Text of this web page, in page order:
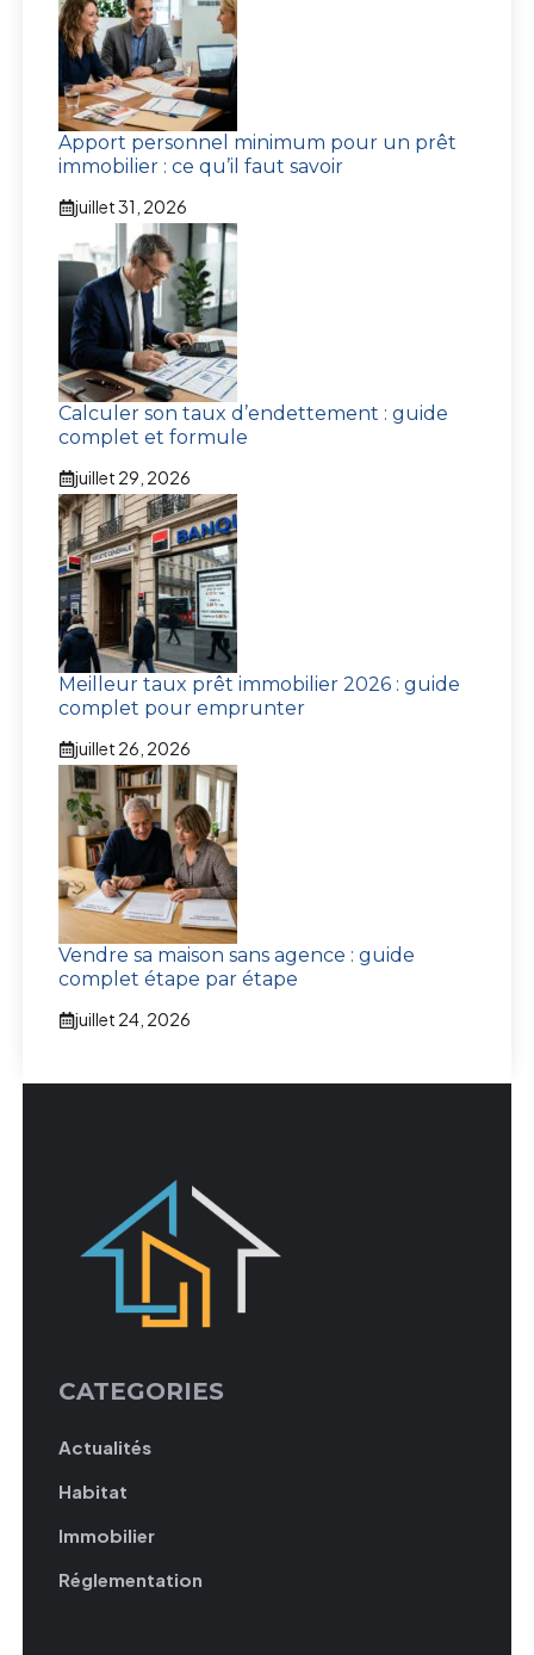
Apport personnel minimum pour un prêt
immobilier : ce qu’il faut savoir
juillet 31, 2026
Calculer son taux d’endettement : guide
complet et formule
juillet 29, 2026
Meilleur taux prêt immobilier 2026 : guide
complet pour emprunter
juillet 26, 2026
Vendre sa maison sans agence : guide
complet étape par étape
juillet 24, 2026
CATEGORIES
Actualités
Habitat
Immobilier
Réglementation